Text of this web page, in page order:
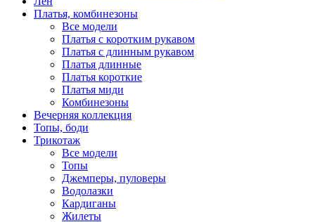
Платья, комбинезоны
Все модели
Платья с коротким рукавом
Платья с длинным рукавом
Платья длинные
Платья короткие
Платья миди
Комбинезоны
Вечерняя коллекция
Топы, боди
Трикотаж
Все модели
Топы
Джемперы, пуловеры
Водолазки
Кардиганы
Жилеты